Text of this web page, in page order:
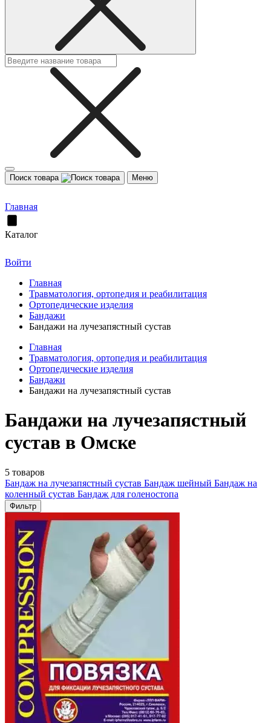
Поиск товара Меню
Главная
Каталог
Войти
Главная
Травматология, ортопедия и реабилитация
Ортопедические изделия
Бандажи
Бандажи на лучезапястный сустав
Главная
Травматология, ортопедия и реабилитация
Ортопедические изделия
Бандажи
Бандажи на лучезапястный сустав
Бандажи на лучезапястный
сустав в Омске
5 товаров
Бандаж на лучезапястный сустав Бандаж шейный Бандаж на
коленный сустав Бандаж для голеностопа
Фильтр